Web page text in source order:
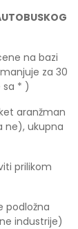
na bazi
za 30
sa * )
aranžman
ne), ukupna
prilikom
podložna
industrije)